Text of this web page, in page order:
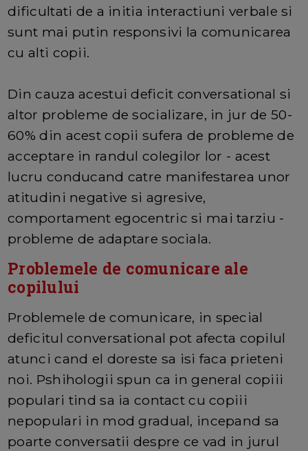
dificultati de a initia interactiuni verbale si
sunt mai putin responsivi la comunicarea
cu alti copii.
Din cauza acestui deficit conversational si
altor probleme de socializare, in jur de 50-
60% din acest copii sufera de probleme de
acceptare in randul colegilor lor - acest
lucru conducand catre manifestarea unor
atitudini negative si agresive,
comportament egocentric si mai tarziu -
probleme de adaptare sociala.
Problemele de comunicare ale
copilului
Problemele de comunicare, in special
deficitul conversational pot afecta copilul
atunci cand el doreste sa isi faca prieteni
noi. Pshihologii spun ca in general copiii
populari tind sa ia contact cu copiii
nepopulari in mod gradual, incepand sa
poarte conversatii despre ce vad in jurul